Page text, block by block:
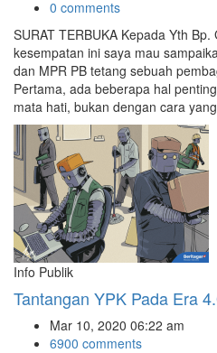
0 comments
SURAT TERBUKA Kepada Yth
kesempatan ini saya mau
dan MPR PB tetang sebuah
Pertama, ada beberapa hal
mata hati, bukan dengan cara yang
Info Publik
Tantangan YPK Pada Era
Mar 10, 2020 06:22 am
6900 comments